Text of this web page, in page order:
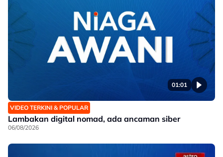
01:01
VIDEO TERKINI & POPULAR
Lambakan digital nomad, ada ancaman siber
06/08/2026